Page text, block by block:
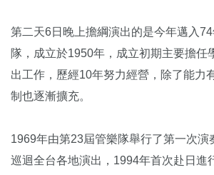
第二天6日晚上擔綱演出的是今年邁入
隊，成立於1950年，成立初期主要擔任
出工作，歷經10年努力經營，除了能力
制也逐漸擴充。
1969年由第23屆管樂隊舉行了第一次演
巡迴全台各地演出，1994年首次赴日進